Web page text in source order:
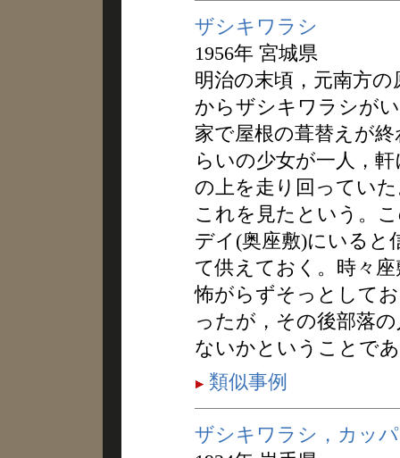
ザシキワラシ
1956年 宮城県
明治の末頃，元南方
からザシキワラシが
家で屋根の葺替えが
らいの少女が一人，
の上を走り回ってい
これを見たという。
デイ(奥座敷)にいると
て供えておく。時々
怖がらずそっとして
ったが，その後部落
ないかということで
類似事例
ザシキワラシ，カッパ